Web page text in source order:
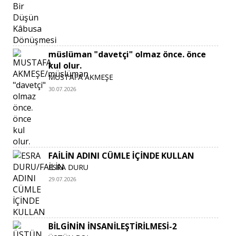
müslüman "davetçi" olmaz önce. önce
kul olur.
MUSTAFA AKMEŞE
30.07.2026
FAİLİN ADINI CÜMLE İÇİNDE KULLAN
ESRA DURU
29.07.2026
BİLGİNİN İNSANİLEŞTİRİLMESİ-2